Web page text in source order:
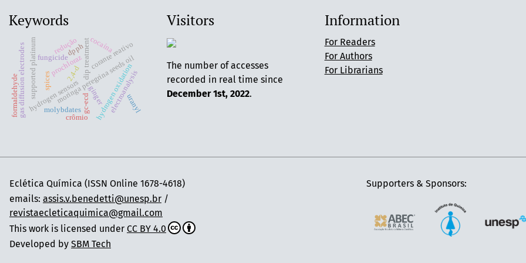
Keywords
moringa peregrina seeds oil
prochloraz
hydrogen sensors
gas diffusion electrodes hydrogen oxidation
supported platinum ginger
fungicide
spices
dip treatment
gc-ecd electroanalysis
molybdates
corante reativo
2,4-d
crômio
redução
uranyl
formaldehyde
cocaína
dpph
Visitors
The number of accesses
recorded in real time since
December 1st, 2022.
Information
For Readers
For Authors
For Librarians
Eclética Química (ISSN Online 1678-4618)
Supporters & Sponsors:
emails: assis.v.benedetti@unesp.br /
revistaecleticaquimica@gmail.com
This work is licensed under CC BY 4.0
Developed by SBM Tech